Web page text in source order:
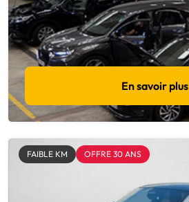
En savoir plus
FAIBLE KM OFFRE 30 ANS